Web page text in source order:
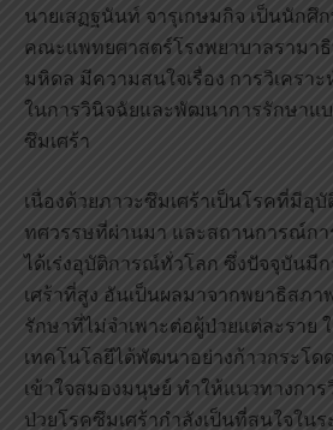
นายเสฏฐนันท์ จารุเกษมกิจ เป็นนัก
คณะแพทยศาสตร์โรงพยาบาลรามา
มหิดล มีความสนใจเรื่อง การวิเครา
ในการวินิจฉัยและพัฒนาการรักษาแ
ซึมเศร้า
เนื่องด้วยภาวะซึมเศร้าเป็นโรคที่มีอุ
ทศวรรษที่ผ่านมา และสถานการณ์ก
ได้เร่งอุบัติการณ์ทั่วโลก ซึ่งปัจจุบันมี
เศร้าที่สูง อันเป็นผลมาจากพยาธิสภ
รักษาที่ไม่จำเพาะต่อผู้ป่วยแต่ละราย
เทคโนโลยีได้พัฒนาอย่างก้าวกระโด
เข้าใจสมองมนุษย์ ทำให้แนวทางการ
ป่วยโรคซึมเศร้ากำลังเป็นที่สนใจใน